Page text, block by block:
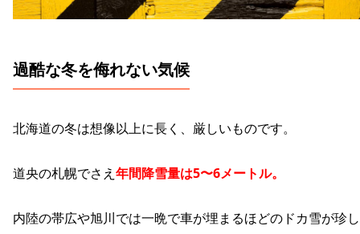
過酷な冬を侮れない気候
北海道の冬は想像以上に長く、厳しいものです。
道央の札幌でさえ 年間降雪量は5〜6メートル。
内陸の帯広や旭川では一晩で車が埋まるほどのドカ雪が珍